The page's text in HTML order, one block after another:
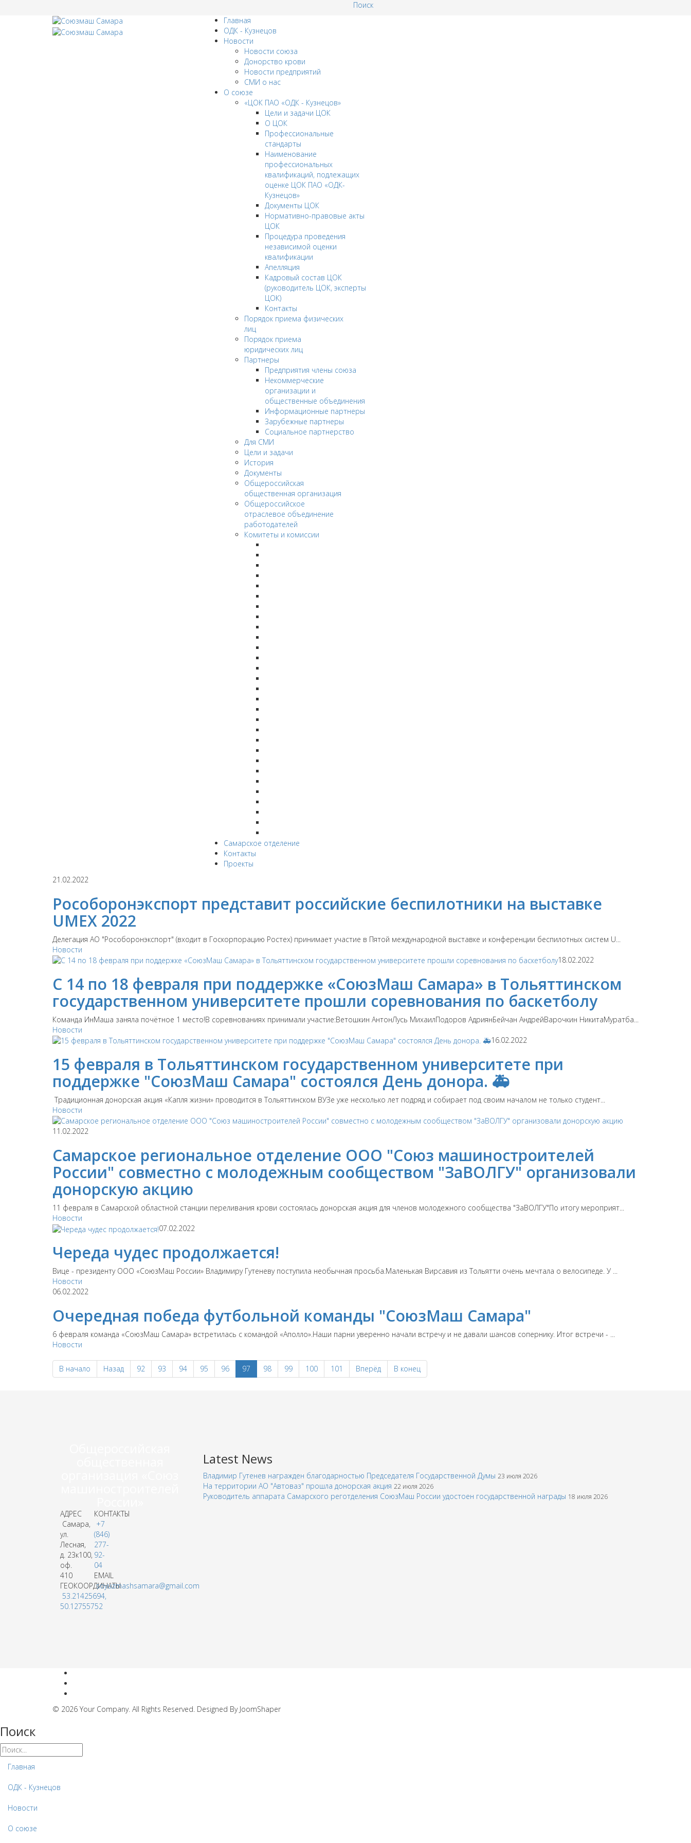
Поиск
Главная
ОДК - Кузнецов
Новости
Новости союза
Донорство крови
Новости предприятий
СМИ о нас
О союзе
«ЦОК ПАО «ОДК - Кузнецов»
Цели и задачи ЦОК
О ЦОК
Профессиональные
стандарты
Наименование
профессиональных
квалификаций, подлежащих
оценке ЦОК ПАО «ОДК-
Кузнецов»
Документы ЦОК
Нормативно-правовые акты
ЦОК
Процедура проведения
независимой оценки
квалификации
Апелляция
Кадровый состав ЦОК
(руководитель ЦОК, эксперты
ЦОК)
Контакты
Порядок приема физических
лиц
Порядок приема
юридических лиц
Партнеры
Предприятия члены союза
Некоммерческие
организации и
общественные объединения
Информационные партнеры
Зарубежные партнеры
Социальное партнерство
Для СМИ
Цели и задачи
История
Документы
Общероссийская
общественная организация
Общероссийское
отраслевое объединение
работодателей
Комитеты и комиссии
Самарское отделение
Контакты
Проекты
21.02.2022
Рособоронэкспорт представит российские беспилотники на выставке
UMEX 2022
Делегация АО "Рособоронэкспорт" (входит в Госкорпорацию Ростех) принимает участие в Пятой международной выставке и конференции беспилотных систем U...
Новости
18.02.2022
С 14 по 18 февраля при поддержке «СоюзМаш Самара» в Тольяттинском
государственном университете прошли соревнования по баскетболу
Команда ИнМаша заняла почётное 1 место!В соревнованиях принимали участие:Ветошкин АнтонЛусь МихаилПодоров АдриянБейчан АндрейВарочкин НикитаМуратба...
Новости
16.02.2022
15 февраля в Тольяттинском государственном университете при
поддержке "СоюзМаш Самара" состоялся День донора. 🚑
Традиционная донорская акция «Капля жизни» проводится в Тольяттинском ВУЗе уже несколько лет подряд и собирает под своим началом не только студент...
Новости
11.02.2022
Самарское региональное отделение ООО "Союз машиностроителей
России" совместно с молодежным сообществом "ЗаВОЛГУ" организовали
донорскую акцию
11 февраля в Самарской областной станции переливания крови состоялась донорская акция для членов молодежного сообщества "ЗаВОЛГУ"По итогу мероприят...
Новости
07.02.2022
Череда чудес продолжается!
Вице - президенту ООО «СоюзМаш России» Владимиру Гутеневу поступила необычная просьба.Маленькая Вирсавия из Тольятти очень мечтала о велосипеде. У ...
Новости
06.02.2022
Очередная победа футбольной команды "СоюзМаш Самара"
6 февраля команда «СоюзМаш Самара» встретилась с командой «Аполло».Наши парни уверенно начали встречу и не давали шансов сопернику. Итог встречи - ...
Новости
В начало Назад 92 93 94 95 96 97 98 99 100 101 Вперёд В конец
АДРЕС
Самара,
ул.
Лесная,
д. 23к100,
оф.
410
ГЕОКООРДИНАТЫ
53.21425694,
50.12755752
КОНТАКТЫ
+7
(846)
277-
92-
04
EMAIL
soyuzmashsamara@gmail.com
Latest News
Владимир Гутенев награжден благодарностью Председателя Государственной Думы 23 июля 2026
На территории АО "Автоваз" прошла донорская акция 22 июля 2026
Руководитель аппарата Самарского реготделения СоюзМаш России удостоен государственной награды 18 июля 2026
© 2026 Your Company. All Rights Reserved. Designed By JoomShaper
Поиск
Главная
ОДК - Кузнецов
Новости
О союзе